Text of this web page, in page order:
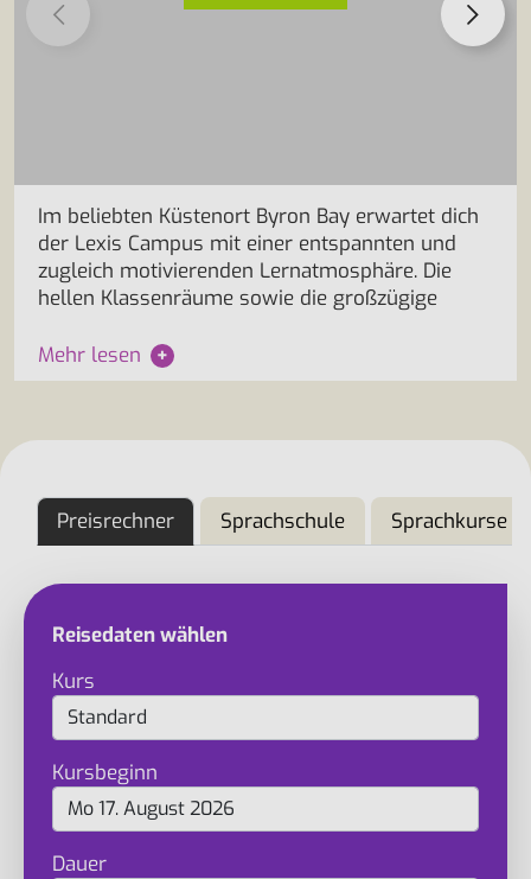
Im beliebten Küstenort Byron Bay erwartet dich
der Lexis Campus mit einer entspannten und
zugleich motivierenden Lernatmosphäre. Die
hellen Klassenräume sowie die großzügige
Mehr lesen +
Preisrechner Sprachschule Sprachkurse
Reisedaten wählen
Kurs
Kursbeginn
Dauer